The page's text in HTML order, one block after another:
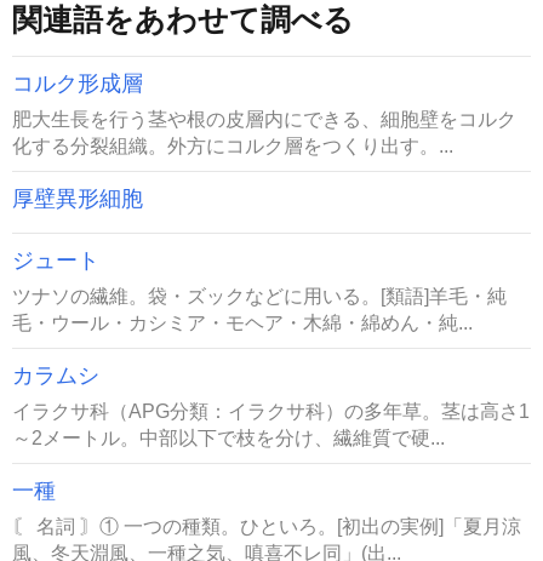
関連語をあわせて調べる
コルク形成層
肥大生長を行う茎や根の皮層内にできる、細胞壁をコルク
化する分裂組織。外方にコルク層をつくり出す。...
厚壁異形細胞
ジュート
ツナソの繊維。袋・ズックなどに用いる。[類語]羊毛・純
毛・ウール・カシミア・モヘア・木綿・綿めん・純...
カラムシ
イラクサ科（APG分類：イラクサ科）の多年草。茎は高さ1
～2メートル。中部以下で枝を分け、繊維質で硬...
一種
〘 名詞 〙① 一つの種類。ひといろ。[初出の実例]「夏月涼
風、冬天淵風、一種之気、嗔喜不レ同」(出...